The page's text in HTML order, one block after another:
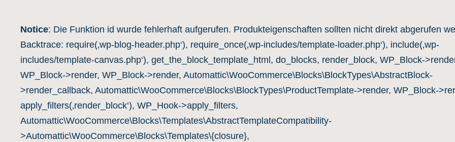
Notice: Die Funktion id wurde fehlerhaft aufgerufen. Produkteigenschaften sollten nicht direkt abgerufen
Backtrace: require(‚wp-blog-header.php‘), require_once(‚wp-includes/template-loader.php‘), include(‚wp-
includes/template-canvas.php‘), get_the_block_template_html, do_blocks, render_block, WP_Block-
WP_Block->render, WP_Block->render, Automattic\WooCommerce\Blocks\BlockTypes\AbstractBlock-
>render_callback, Automattic\WooCommerce\Blocks\BlockTypes\ProductTemplate->render, WP_Block-
apply_filters(‚render_block‘), WP_Hook->apply_filters,
Automattic\WooCommerce\Blocks\Templates\AbstractTemplateCompatibility-
>Automattic\WooCommerce\Blocks\Templates\{closure},